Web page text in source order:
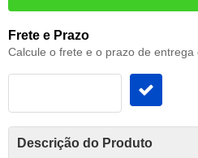
Frete e Prazo
Calcule o frete e o prazo de
Descrição do Produto